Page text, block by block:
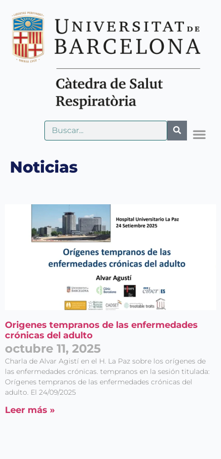
Noticias
Origenes tempranos de las enfermedades
crónicas del adulto
octubre 11, 2025
Charla de Alvar Agistí en el H. La Paz sobre los orígenes de
las enfermedades crónicas. tempranos en la sesión titulada:
Orígenes tempranos de las enfermedades crónicas del
adulto. El 24/09/2025
Leer más »